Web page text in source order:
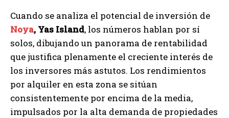
Cuando se analiza el potencial de inversión de
Noya, Yas Island, los números hablan por sí
solos, dibujando un panorama de rentabilidad
que justifica plenamente el creciente interés de
los inversores más astutos. Los rendimientos
por alquiler en esta zona se sitúan
consistentemente por encima de la media,
impulsados por la alta demanda de propiedades